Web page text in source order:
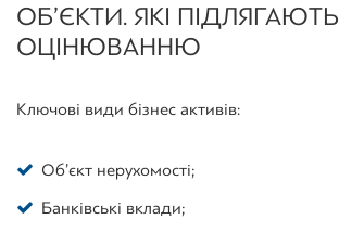
ОБ’ЄКТИ. ЯКІ ПІДЛЯГАЮТЬ
ОЦІНЮВАННЮ
Ключові види бізнес активів:
Об’єкт нерухомості;
Банківські вклади;